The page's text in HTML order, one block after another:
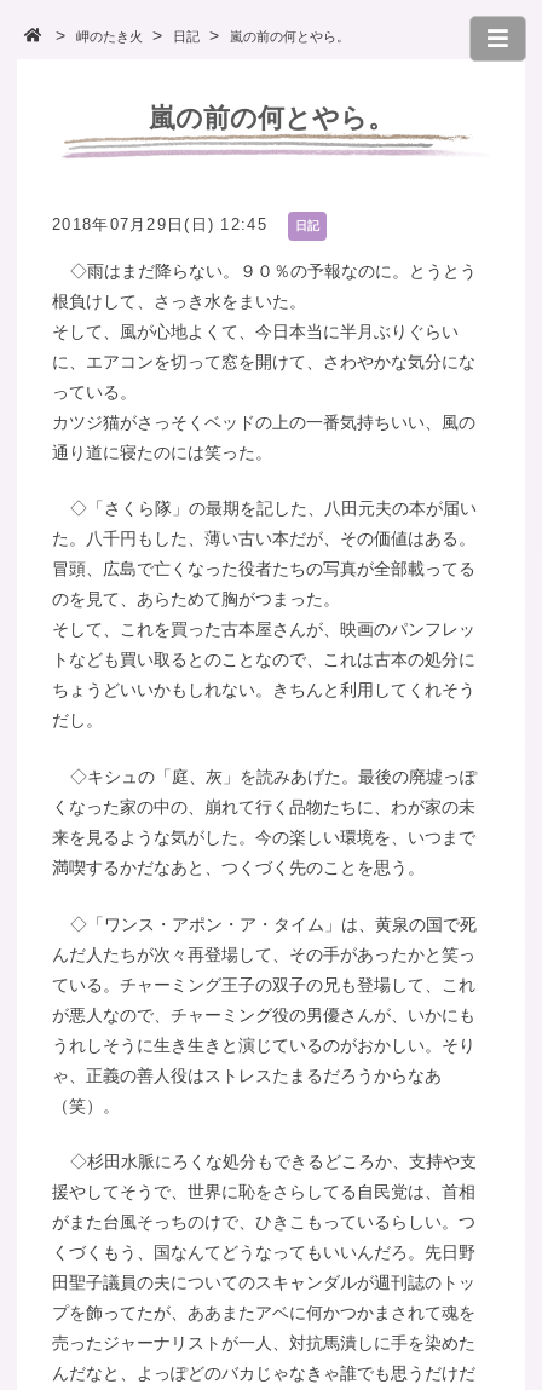
岬のたき火 日記 嵐の前の何とやら。
嵐の前の何とやら。
2018年07月29日(日) 12:45 日記
◇雨はまだ降らない。９０％の予報なのに。とうとう
根負けして、さっき水をまいた。
そして、風が心地よくて、今日本当に半月ぶりぐらい
に、エアコンを切って窓を開けて、さわやかな気分にな
っている。
カツジ猫がさっそくベッドの上の一番気持ちいい、風の
通り道に寝たのには笑った。
◇「さくら隊」の最期を記した、八田元夫の本が届い
た。八千円もした、薄い古い本だが、その価値はある。
冒頭、広島で亡くなった役者たちの写真が全部載ってる
のを見て、あらためて胸がつまった。
そして、これを買った古本屋さんが、映画のパンフレッ
トなども買い取るとのことなので、これは古本の処分に
ちょうどいいかもしれない。きちんと利用してくれそう
だし。
◇キシュの「庭、灰」を読みあげた。最後の廃墟っぽ
くなった家の中の、崩れて行く品物たちに、わが家の未
来を見るような気がした。今の楽しい環境を、いつまで
満喫するかだなあと、つくづく先のことを思う。
◇「ワンス・アポン・ア・タイム」は、黄泉の国で死
んだ人たちが次々再登場して、その手があったかと笑っ
ている。チャーミング王子の双子の兄も登場して、これ
が悪人なので、チャーミング役の男優さんが、いかにも
うれしそうに生き生きと演じているのがおかしい。そり
ゃ、正義の善人役はストレスたまるだろうからなあ
（笑）。
◇杉田水脈にろくな処分もできるどころか、支持や支
援やしてそうで、世界に恥をさらしてる自民党は、首相
がまた台風そっちのけで、ひきこもっているらしい。つ
くづくもう、国なんてどうなってもいいんだろ。先日野
田聖子議員の夫についてのスキャンダルが週刊誌のトッ
プを飾ってたが、ああまたアベに何かつかまされて魂を
売ったジャーナリストが一人、対抗馬潰しに手を染めた
んだなと、よっぽどのバカじゃなきゃ誰でも思うだけだ